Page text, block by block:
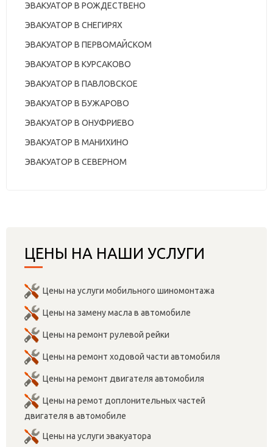
ЭВАКУАТОР В РОЖДЕСТВЕНО
ЭВАКУАТОР В СНЕГИРЯХ
ЭВАКУАТОР В ПЕРВОМАЙСКОМ
ЭВАКУАТОР В КУРСАКОВО
ЭВАКУАТОР В ПАВЛОВСКОЕ
ЭВАКУАТОР В БУЖАРОВО
ЭВАКУАТОР В ОНУФРИЕВО
ЭВАКУАТОР В МАНИХИНО
ЭВАКУАТОР В СЕВЕРНОМ
ЦЕНЫ НА НАШИ УСЛУГИ
Цены на услуги мобильного шиномонтажа
Цены на замену масла в автомобиле
Цены на ремонт рулевой рейки
Цены на ремонт ходовой части автомобиля
Цены на ремонт двигателя автомобиля
Цены на ремот доплонительных частей
двигателя в автомобиле
Цены на услуги эвакуатора